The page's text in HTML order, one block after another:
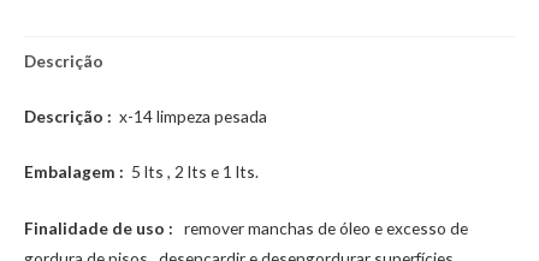
Descrição
Descrição : x-14 limpeza pesada
Embalagem : 5 lts , 2 lts e 1 lts.
Finalidade de uso : remover manchas de óleo e excesso de